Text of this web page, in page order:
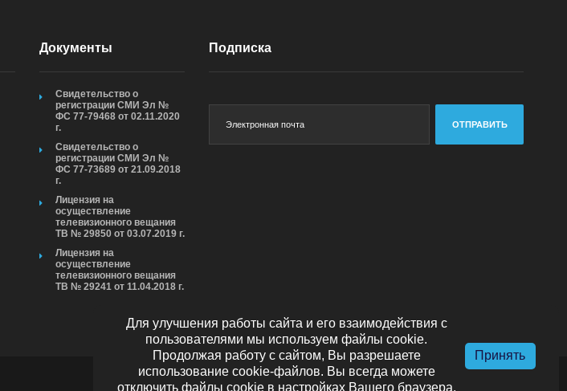
Документы
Свидетельство о
регистрации СМИ Эл №
ФС 77-79468 от 02.11.2020
г.
Свидетельство о
регистрации СМИ Эл №
ФС 77-73689 от 21.09.2018
г.
Лицензия на
осуществление
телевизионного вещания
ТВ № 29850 от 03.07.2019 г.
Лицензия на
осуществление
телевизионного вещания
ТВ № 29241 от 11.04.2018 г.
Подписка
ОТПРАВИТЬ
Для улучшения работы сайта и его взаимодействия с
пользователями мы используем файлы cookie.
Продолжая работу с сайтом, Вы разрешаете
использование cookie-файлов. Вы всегда можете
отключить файлы cookie в настройках Вашего браузера.
Принять